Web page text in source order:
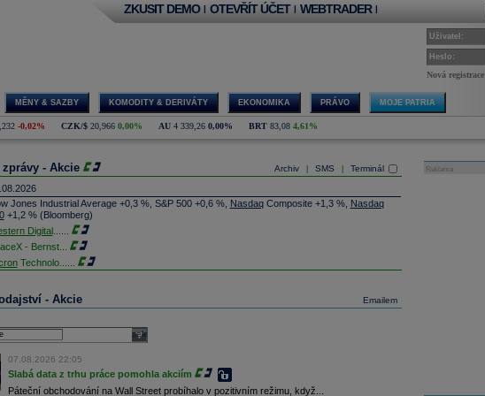
ZKUSIT DEMO | OTEVŘÍT ÚČET | WEBTRADER |
Uživatel:
Heslo:
Nová registrace
MĚNY & SAZBY KOMODITY & DERIVÁTY EKONOMIKA PRÁVO MOJE PATRIA
-0,02% CZK/$ 20,966 0,00% AU 4 339,26 0,00% BRT 83,08 4,61%
Archiv SMS Terminál
zprávy - Akcie
Jones Industrial Average +0,3 %, S&P 500 +0,6 %, NasdaqComposite +1,3 %, Nasdaq
+1,2 % (Bloomberg)
Digital......
- Bernst...
Technolo......
obchodů s akciemi na pražské burze za dnešní den je 0,831 mld. Kč. Průměrný objem
za poslední rok je 0,665 mld. Kč.
výroby balistických střel ATACMS ve spolupráci s americkou firmou
dobu potrvá. Agentuře Reuters to řekl generální ředitel německé zbrojovky
Papperger. Společná výroba s Lockheedem v Německu by podle něj mohla pomoci
arzenál Spojeným státům, které mají zvýšenou spotřebu střel kvůli válce s Íránem
Emailem
- Akcie
select
07.08.2026 22:05
Slabá data z trhu práce pomohla akciím
Páteční obchodování na Wall Street probíhalo v pozitivním režimu, když...
Reklama